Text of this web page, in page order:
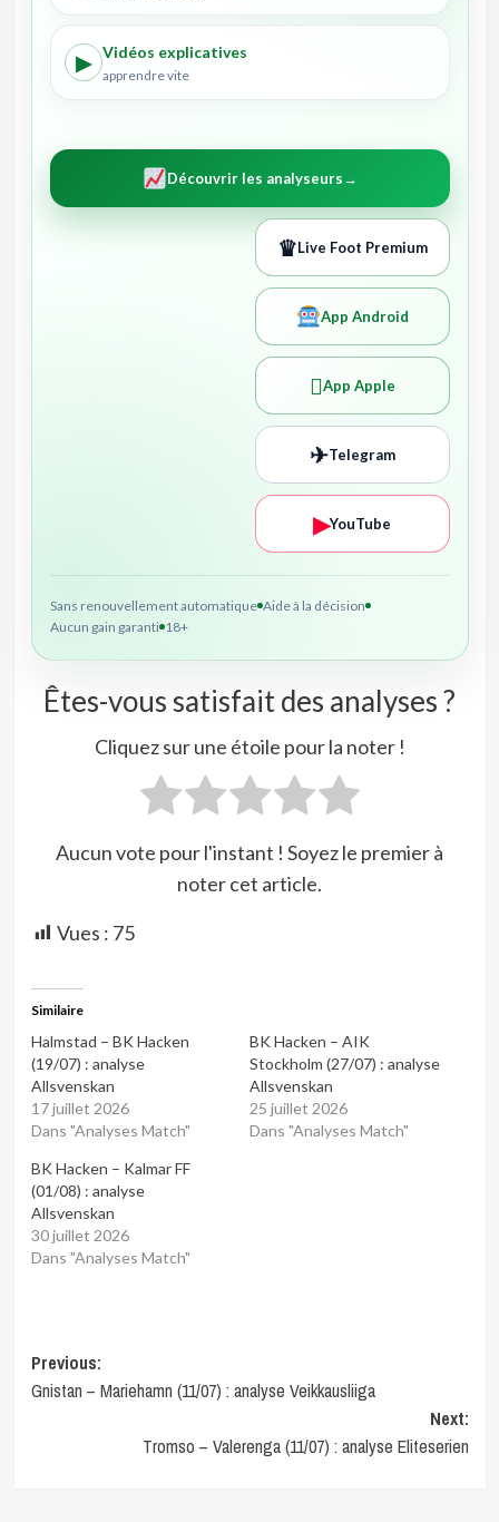
▶ Vidéos explicatives
apprendre vite
Découvrir les analyseurs→
♛Live Foot Premium
App Android
App Apple
✈Telegram
▶YouTube
Sans renouvellement automatique Aide à la décision
Aucun gain garanti 18+
Êtes-vous satisfait des analyses ?
Cliquez sur une étoile pour la noter !
Aucun vote pour l'instant ! Soyez le premier à
noter cet article.
Vues : 75
Similaire
Halmstad – BK Hacken
(19/07) : analyse
Allsvenskan
17 juillet 2026
Dans "Analyses Match"
BK Hacken – AIK
Stockholm (27/07) : analyse
Allsvenskan
25 juillet 2026
Dans "Analyses Match"
BK Hacken – Kalmar FF
(01/08) : analyse
Allsvenskan
30 juillet 2026
Dans "Analyses Match"
Post
navigation
Previous:
Gnistan – Mariehamn (11/07) : analyse Veikkausliiga
Next:
Tromso – Valerenga (11/07) : analyse Eliteserien